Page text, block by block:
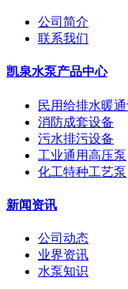
公司简介
联系我们
凯泉水泵产品中心
民用给排水暖
消防成套设备
污水排污设备
工业通用高压泵
化工特种工艺泵
新闻资讯
公司动态
业界资讯
水泵知识